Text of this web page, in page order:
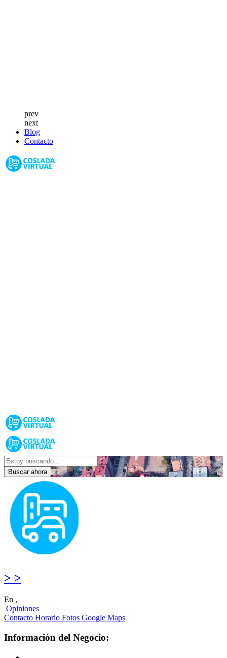
prev
next
Blog
Contacto
Buscar ahora
> >
En ,
Opiniones
Contacto Horario Fotos Google Maps
Información del Negocio: